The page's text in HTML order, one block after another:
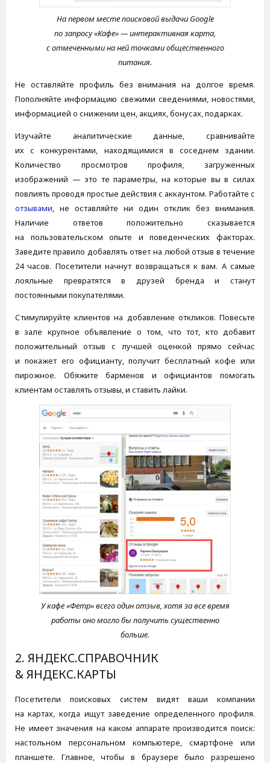
На первом месте поисковой выдачи Google
по запросу «Кафе» — интерактивная карта,
с отмеченными на ней точками общественного
питания.
Не оставляйте профиль без внимания на долгое время.
Пополняйте информацию свежими сведениями, новостями,
информацией о снижении цен, акциях, бонусах, подарках.
Изучайте аналитические данные, сравнивайте
их с конкурентами, находящимися в соседнем здании.
Количество просмотров профиля, загруженных
изображений — это те параметры, на которые вы в силах
повлиять проводя простые действия с аккаунтом. Работайте с
отзывами, не оставляйте ни один отклик без внимания.
Наличие ответов положительно сказывается
на пользовательском опыте и поведенческих факторах.
Заведите правило добавлять ответ на любой отзыв в течение
24 часов. Посетители начнут возвращаться к вам. А самые
лояльные превратятся в друзей бренда и станут
постоянными покупателями.
Стимулируйте клиентов на добавление откликов. Повесьте
в зале крупное объявление о том, что тот, кто добавит
положительный отзыв с лучшей оценкой прямо сейчас
и покажет его официанту, получит бесплатный кофе или
пирожное. Обяжите барменов и официантов помогать
клиентам оставлять отзывы, и ставить лайки.
У кафе «Фетр» всего один отзыв, хотя за все время
работы оно могло бы получить существенно
больше.
2. ЯНДЕКС.СПРАВОЧНИК
& ЯНДЕКС.КАРТЫ
Посетители поисковых систем видят ваши компании
на картах, когда ищут заведение определенного профиля.
Не имеет значения на каком аппарате производится поиск:
настольном персональном компьютере, смартфоне или
планшете. Главное, чтобы в браузере было разрешено